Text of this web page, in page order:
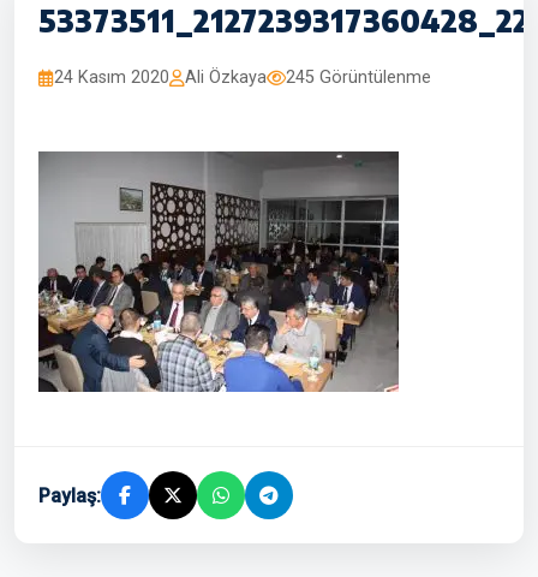
24 Kasım 2020 Ali Özkaya 245 Görüntülenme
Paylaş: